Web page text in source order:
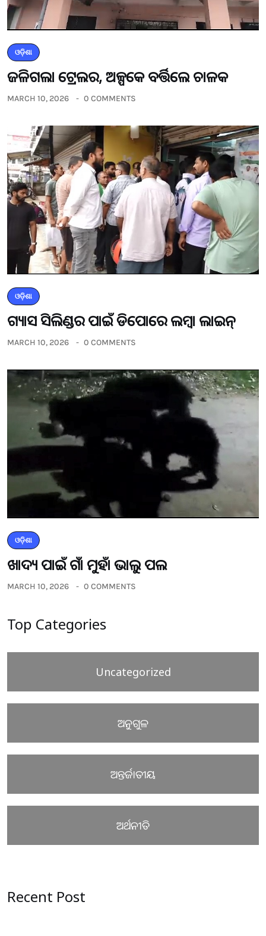
ଓଡ଼ିଶା
ଜଳିଗଲା ଟ୍ରେଲର, ଅଳ୍ପକେ ବର୍ତ୍ତିଲେ ଚାଳକ
MARCH 10, 2026 0 COMMENTS
ଓଡ଼ିଶା
ଗ୍ୟାସ ସିଲିଣ୍ଡର ପାଇଁ ଡିପୋରେ ଲମ୍ବା ଲାଇନ୍
MARCH 10, 2026 0 COMMENTS
ଓଡ଼ିଶା
ଖାଦ୍ୟ ପାଇଁ ଗାଁ ମୁହାଁ ଭାଲୁ ପଲ
MARCH 10, 2026 0 COMMENTS
Top Categories
Uncategorized
ଅନୁଗୁଳ
ଅନ୍ତର୍ଜାତୀୟ
ଅର୍ଥନୀତି
Recent Post